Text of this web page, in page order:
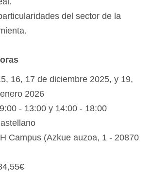
del sector de la
16, 17 de diciembre 2025, y 19,
2026
- 13:00 y 14:00 - 18:00
Campus (Azkue auzoa, 1 - 20870